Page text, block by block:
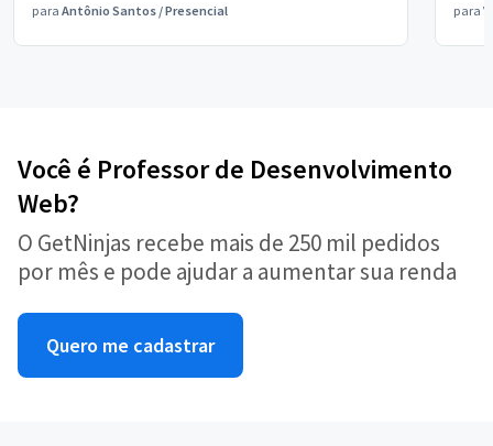
para Antônio Santos /Presencial para
Você é Professor de Desenvolvimento
Web?
O GetNinjas recebe mais de 250 mil pedidos
por mês e pode ajudar a aumentar sua renda
Quero me cadastrar